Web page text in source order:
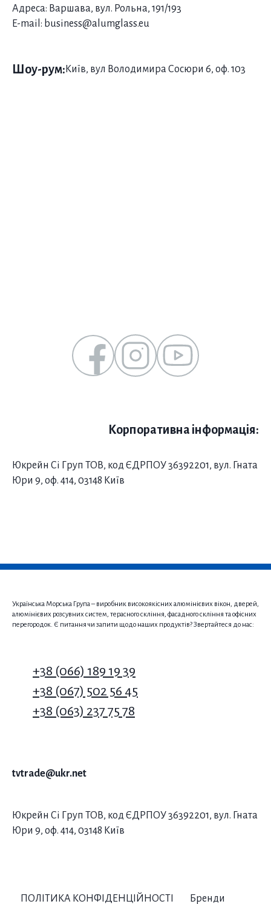
Адреса: Варшава, вул. Рольна, 191/193
E-mail: business@alumglass.eu
Шоу-рум: Київ, вул Володимира Сосюри 6, оф. 103
Корпоративна інформація:
Юкрейн Сі Груп ТОВ, код ЄДРПОУ 36392201, вул. Гната
Юри 9, оф. 414, 03148 Київ
Українська Морська Група – виробник високоякісних алюмінієвих вікон, дверей,
алюмінієвих розсувних систем, терасного скління, фасадного скління та офісних
перегородок. Є питання чи запити щодо наших продуктів? Звертайтеся до нас:
+38 (066) 189 19 39
+38 (067) 502 56 45
+38 (063) 237 75 78
tvtrade@ukr.net
Юкрейн Сі Груп ТОВ, код ЄДРПОУ 36392201, вул. Гната
Юри 9, оф. 414, 03148 Київ
ПОЛІТИКА КОНФІДЕНЦІЙНОСТІ Бренди